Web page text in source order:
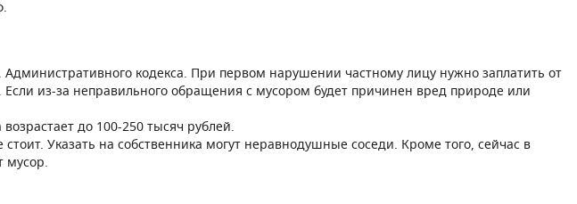
кодекса. При первом нарушении частному лицу нужно заплатить от
из-за неправильного обращения с мусором будет причинен вред природе или
до 100-250 тысяч рублей.
Указать на собственника могут неравнодушные соседи. Кроме того, сейчас в
мусор.